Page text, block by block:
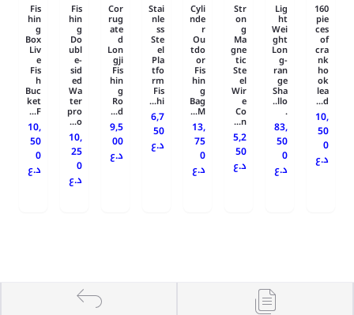
160
pie
ces
of
cra
nk
ho
ok
lea
d...
10,
50
0
د.ع
Lig
ht
Wei
ght
Lon
g-
ran
ge
Sha
llo..
.
83,
50
0
د.ع
Str
on
g
Ma
gne
tic
Ste
el
Wir
e
Co
n...
5,2
50
د.ع
Cyli
nde
r
Ou
tdo
or
Fis
hin
g
Bag
M...
13,
75
0
د.ع
Stai
nle
ss
Ste
el
Pla
tfo
rm
Fis
hi...
6,7
50
د.ع
Cor
rug
ate
d
Lon
gji
Fis
hin
g
Ro
d...
9,5
00
د.ع
Fis
hin
g
Do
ubl
e-
sid
ed
Wa
ter
pro
o...
10,
25
0
د.ع
Fis
hin
g
Box
Liv
e
Fis
h
Buc
ket
F...
10,
50
0
د.ع